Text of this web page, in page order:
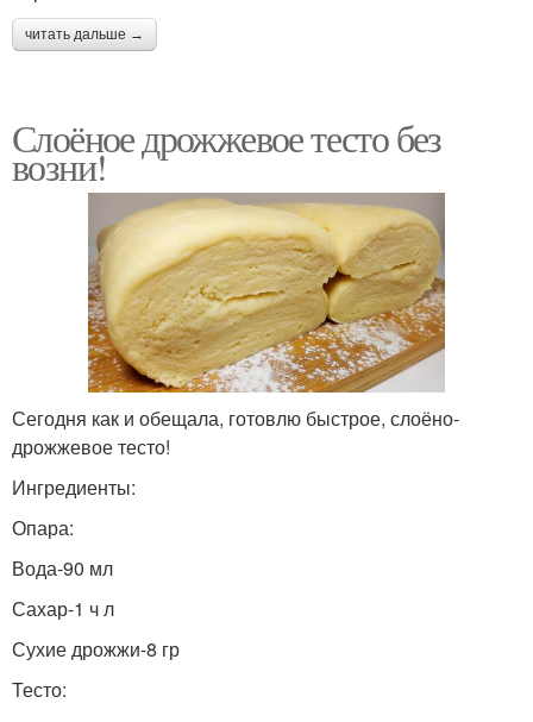
читать дальше →
Слоёное дрожжевое тесто без
возни!
Сегодня как и обещала, готовлю быстрое, слоёно-
дрожжевое тесто!
Ингредиенты:
Опара:
Вода-90 мл
Сахар-1 ч л
Сухие дрожжи-8 гр
Тесто: